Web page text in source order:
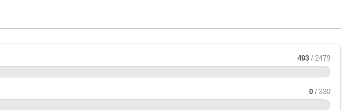
493 / 2479
0 / 330